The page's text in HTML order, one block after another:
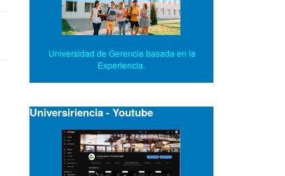
Universidad de Gerencia basada en la
Experiencia.
Universiriencia - Youtube